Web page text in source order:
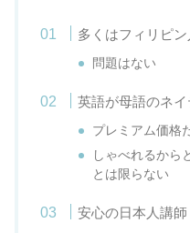
多くはフィリピ
問題はない
英語が母語のネ
プレミアム価格
しゃべれるから
とは限らない
安心の日本人講師